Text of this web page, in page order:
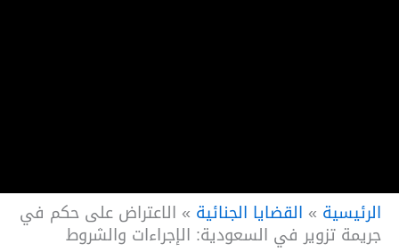
الرئيسية » القضايا الجنائية » الاعتراض على حكم في
جريمة تزوير في السعودية: الإجراءات والشروط